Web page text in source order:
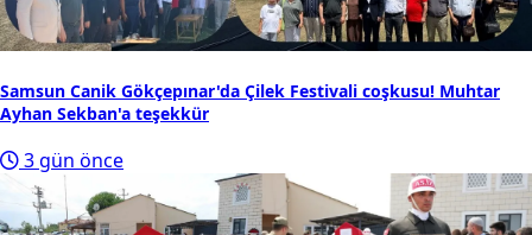
Samsun Canik Gökçepınar'da Çilek Festivali coşkusu! Muhtar
Ayhan Sekban'a teşekkür
3 gün önce